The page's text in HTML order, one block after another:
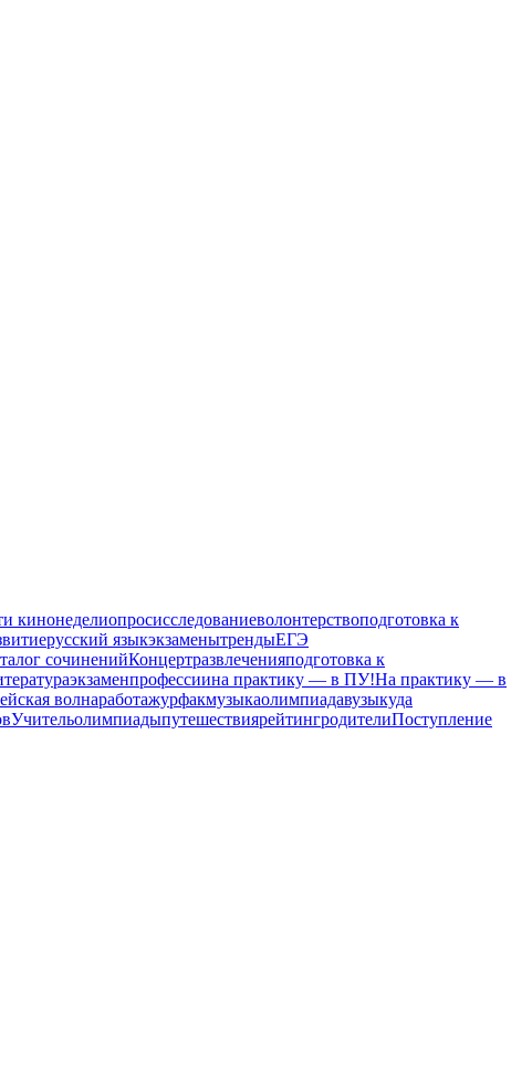
кинонеделиопросисследованиеволонтерствоподготовка к
русский языкэкзаменытрендыЕГЭ
сочиненийКонцертразвлеченияподготовка к
экзаменпрофессиина практику — в ПУ!На практику — в
волнаработажурфакмузыкаолимпиадавузыкуда
УчительолимпиадыпутешествиярейтингродителиПоступление